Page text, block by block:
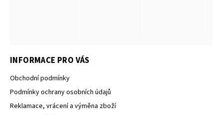
INFORMACE PRO VÁS
Obchodní podmínky
Podmínky ochrany osobních údajů
Reklamace, vrácení a výměna zboží